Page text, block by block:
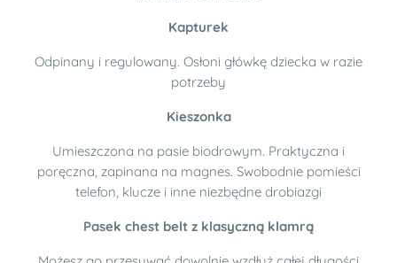
Kapturek
Odpinany i regulowany. Osłoni główkę dziecka w razie
potrzeby
Kieszonka
Umieszczona na pasie biodrowym. Praktyczna i
poręczna, zapinana na magnes. Swobodnie pomieści
telefon, klucze i inne niezbędne drobiazgi
Pasek chest belt z klasyczną klamrą